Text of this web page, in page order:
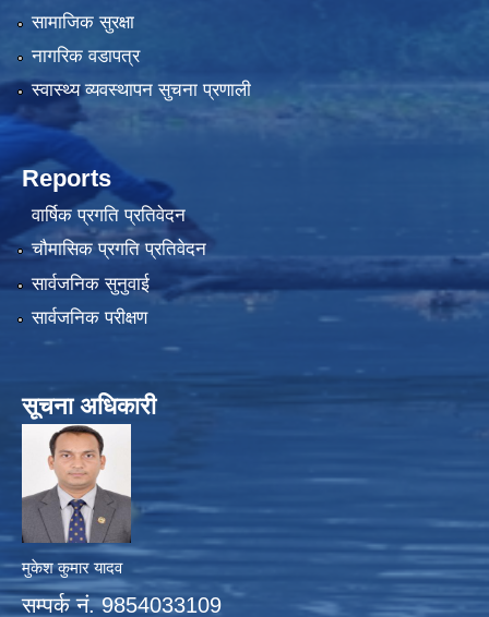
सामाजिक सुरक्षा
नागरिक वडापत्र
स्वास्थ्य व्यवस्थापन सुचना प्रणाली
Reports
वार्षिक प्रगति प्रतिवेदन
चौमासिक प्रगति प्रतिवेदन
सार्वजनिक सुनुवाई
सार्वजनिक परीक्षण
सूचना अधिकारी
मुकेश कुमार यादव
सम्पर्क नं. 9854033109